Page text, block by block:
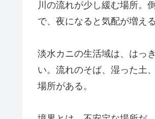
川の流れが少し緩む場所。
で、夜になると気配が増え
淡水カニの生活域は、はっ
い。流れのそば、湿った土
場所がある。